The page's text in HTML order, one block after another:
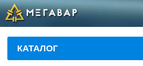
КАТАЛОГ